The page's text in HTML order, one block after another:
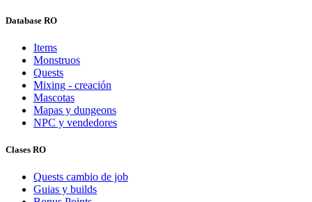
Database RO
Items
Monstruos
Quests
Mixing - creación
Mascotas
Mapas y dungeons
NPC y vendedores
Clases RO
Quests cambio de job
Guias y builds